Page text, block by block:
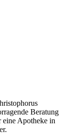
Beratung
Apotheke in